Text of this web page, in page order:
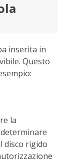
inserita in
Questo
la
disco rigido